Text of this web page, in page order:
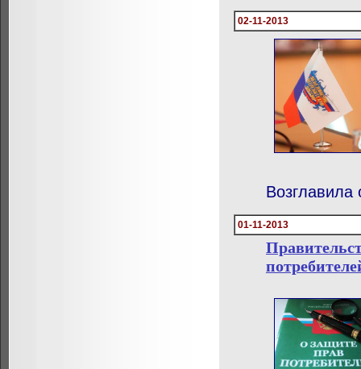
02-11-2013
01-11-2013